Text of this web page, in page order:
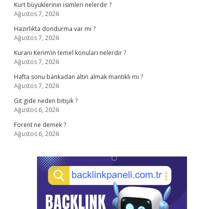
Kurt büyüklerinin isimleri nelerdir ?
Ağustos 7, 2026
Hazırlıkta dondurma var mı ?
Ağustos 7, 2026
Kuranı Kerim’in temel konuları nelerdir ?
Ağustos 7, 2026
Hafta sonu bankadan altın almak mantıklı mı ?
Ağustos 7, 2026
Git gide neden bitişik ?
Ağustos 6, 2026
Forent ne demek ?
Ağustos 6, 2026